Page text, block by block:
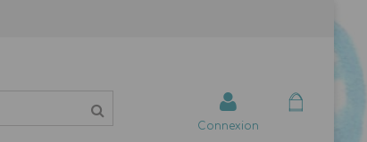
Connexion